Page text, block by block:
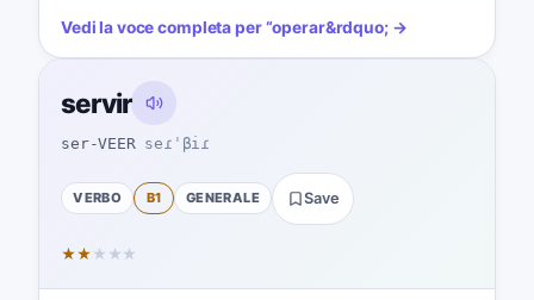
Vedi la voce completa per“operar&rdquo; →
servir
ser-VEER seɾˈβiɾ
VERBO B1 GENERALE Save
★★ ★ ★ ★